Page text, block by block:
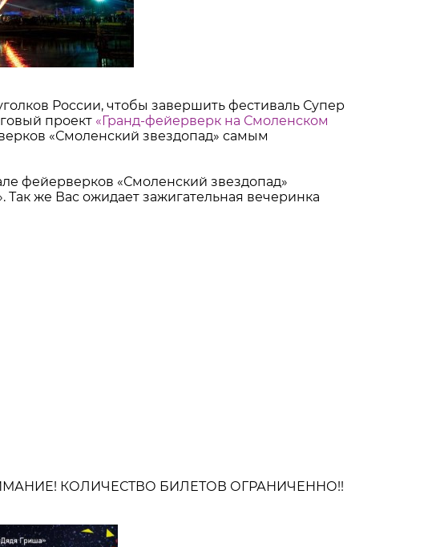
России, чтобы завершить фестиваль Супер
проект «Гранд-фейерверк на Смоленском
«Смоленский звездопад» самым
фейерверков «Смоленский звездопад»
же Вас ожидает зажигательная вечеринка
ВНИМАНИЕ! КОЛИЧЕСТВО БИЛЕТОВ ОГРАНИЧЕННО!!